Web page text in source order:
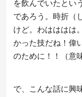
を飲んでいたとい
であろう。時折（
けど。わはははは
かった技だね！偉
のために！！（意
で、こんな話に興